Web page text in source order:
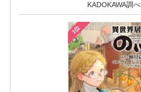
KADOKAWA調べ
1位